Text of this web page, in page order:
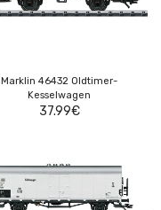
Marklin 46432 Oldtimer-
Kesselwagen
37.99€